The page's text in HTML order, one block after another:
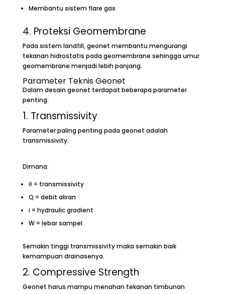
Membantu sistem flare gas
4. Proteksi Geomembrane
Pada sistem landfill, geonet membantu mengurangi
tekanan hidrostatis pada geomembrane sehingga umur
geomembrane menjadi lebih panjang.
Parameter Teknis Geonet
Dalam desain geonet terdapat beberapa parameter
penting:
1. Transmissivity
Parameter paling penting pada geonet adalah
transmissivity.
Dimana:
θ = transmissivity
Q = debit aliran
i = hydraulic gradient
W = lebar sampel
Semakin tinggi transmissivity maka semakin baik
kemampuan drainasenya.
2. Compressive Strength
Geonet harus mampu menahan tekanan timbunan